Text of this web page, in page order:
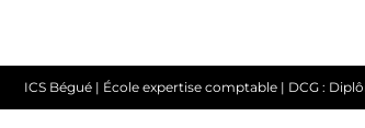
ICS Bégué | École expertise comptable | DCG :